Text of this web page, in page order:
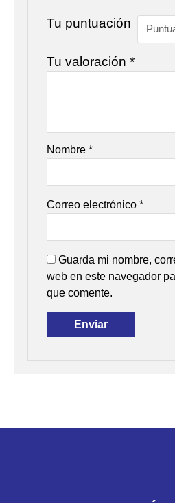
Tu puntuación
Tu valoración *
Nombre *
Correo electrónico *
Guarda mi nombre,
web en este navegador
que comente.